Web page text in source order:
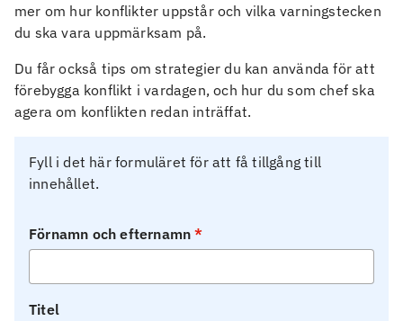
mer om hur konflikter uppstår och vilka varningstecken
du ska vara uppmärksam på.
Du får också tips om strategier du kan använda för att
förebygga konflikt i vardagen, och hur du som chef ska
agera om konflikten redan inträffat.
Fyll i det här formuläret för att få tillgång till
innehållet.
Förnamn och efternamn
Titel